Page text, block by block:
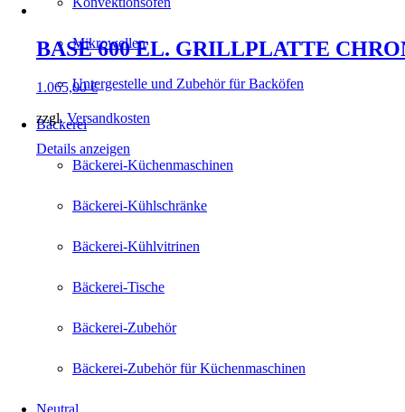
Mikrowellen
Untergestelle und Zubehör für Backöfen
Bäckerei
Bäckerei-Küchenmaschinen
Bäckerei-Kühlschränke
Bäckerei-Kühlvitrinen
Bäckerei-Tische
Bäckerei-Zubehör
Bäckerei-Zubehör für Küchenmaschinen
BASE 600 EL. GRILLPLATTE
1.065,00€
zzgl. Versandkosten
Details anzeigen